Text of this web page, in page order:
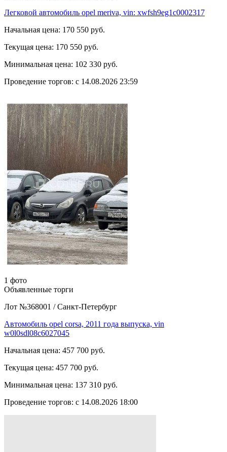
Легковой автомобиль opel meriva, vin: xwfsh9eg1c0002317
Начальная цена: 170 550 руб.
Текущая цена: 170 550 руб.
Минимальная цена: 102 330 руб.
Проведение торгов: с 14.08.2026 23:59
1 фото
Объявленные торги
Лот №368001 / Санкт-Петербург
Автомобиль opel corsa, 2011 года выпуска, vin
w0l0sdl08c6027045
Начальная цена: 457 700 руб.
Текущая цена: 457 700 руб.
Минимальная цена: 137 310 руб.
Проведение торгов: с 14.08.2026 18:00